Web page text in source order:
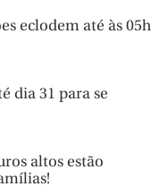
eclodem até às 05h
dia 31 para se
altos estão